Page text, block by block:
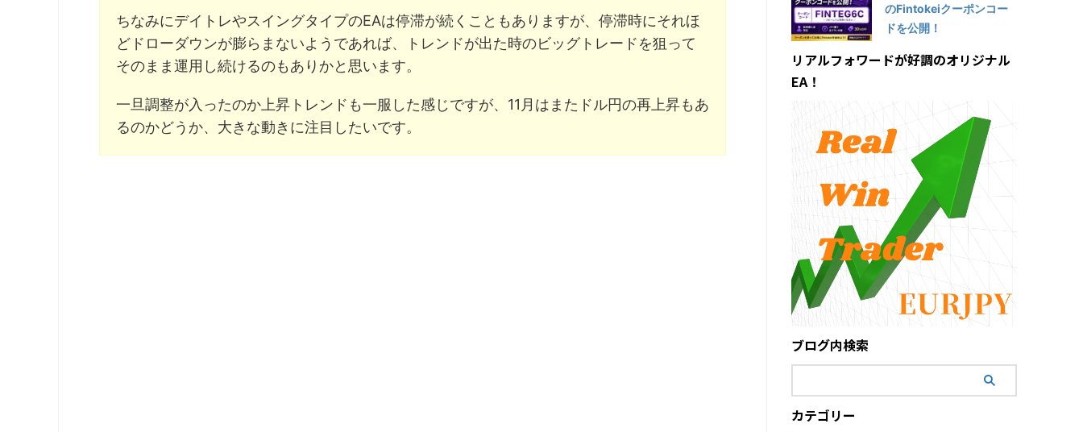
ちなみにデイトレやスイングタイプのEAは停滞が続くこともありますが、停滞時にそれほ
どドローダウンが膨らまないようであれば、トレンドが出た時のビッグトレードを狙って
そのまま運用し続けるのもありかと思います。
一旦調整が入ったのか上昇トレンドも一服した感じですが、11月はまたドル円の再上昇もあ
るのかどうか、大きな動きに注目したいです。
のFintokeiクーポンコー
ドを公開！
リアルフォワードが好調のオリジナル
EA！
ブログ内検索
カテゴリー